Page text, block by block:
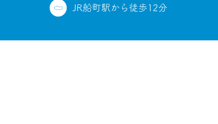
JR船町駅から徒歩12分